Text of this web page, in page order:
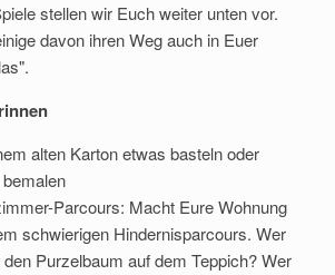
stellen wir Euch weiter unten vor.
davon ihren Weg auch in Euer
alten Karton etwas basteln oder
Parcours: Macht Eure Wohnung
schwierigen Hindernisparcours. Wer
Purzelbaum auf dem Teppich? Wer